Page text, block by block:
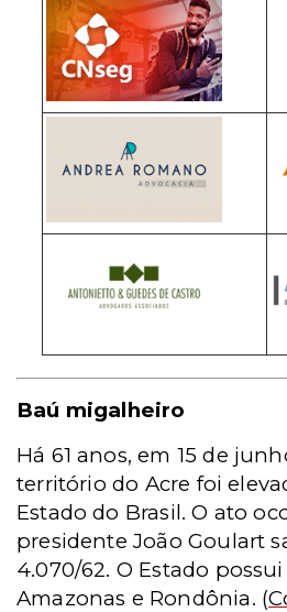
Baú migalheiro
Há 61 anos, em 15 de
território do Acre foi
Estado do Brasil. O ato
presidente João Goulart
4.070/62. O Estado
Amazonas e Rondônia. (